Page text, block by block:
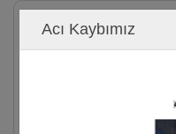
Se puede utilizar de
Acı Kaybımız